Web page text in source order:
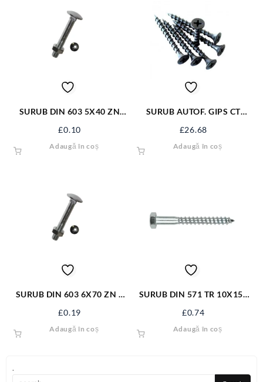
.
SURUB DIN 603 5X40 ZN
£0.10
Adaugă în coș
SURUB AUTOF. GIPS CT
£26.68
Adaugă în coș
SURUB DIN 603 6X70 ZN +
£0.19
Adaugă în coș
SURUB DIN 571 TR 10X150
£0.74
Adaugă în coș